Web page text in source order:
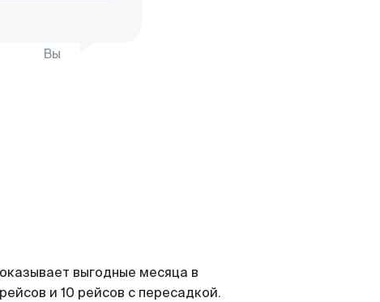
Вы
выгодные месяца в
и 10 рейсов с пересадкой.